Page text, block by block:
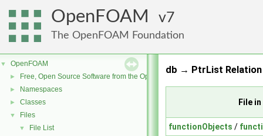
OpenFOAM 7
The OpenFOAM Foundation
▼ OpenFOAM
► Free, Open Source Software from the OpenFOAM Foundation
► Namespaces
► Classes
▼ Files
▼ File List
db → PtrList Relation
File
functionObjects /